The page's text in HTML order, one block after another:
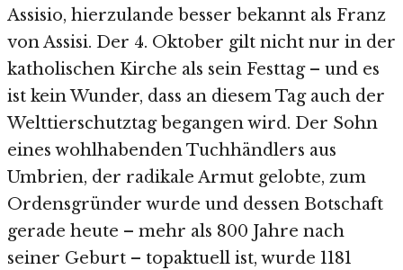
Assisio, hierzulande besser bekannt als Franz
von Assisi. Der 4. Oktober gilt nicht nur in der
katholischen Kirche als sein Festtag – und es
ist kein Wunder, dass an diesem Tag auch der
Welttierschutztag begangen wird. Der Sohn
eines wohlhabenden Tuchhändlers aus
Umbrien, der radikale Armut gelobte, zum
Ordensgründer wurde und dessen Botschaft
gerade heute – mehr als 800 Jahre nach
seiner Geburt – topaktuell ist, wurde 1181